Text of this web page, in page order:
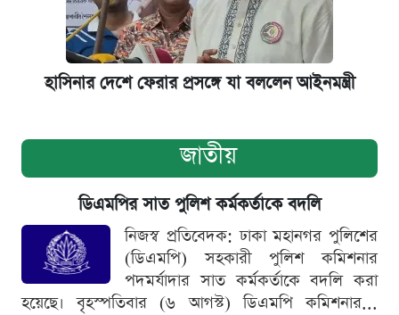
হাসিনার দেশে ফেরার প্রসঙ্গে যা বললেন আইনমন্ত্রী
জাতীয়
ডিএমপির সাত পুলিশ কর্মকর্তাকে বদলি
নিজস্ব প্রতিবেদক: ঢাকা মহানগর পুলিশের
(ডিএমপি) সহকারী পুলিশ কমিশনার
পদমর্যাদার সাত কর্মকর্তাকে বদলি করা
হয়েছে। বৃহস্পতিবার (৬ আগস্ট) ডিএমপি কমিশনার...